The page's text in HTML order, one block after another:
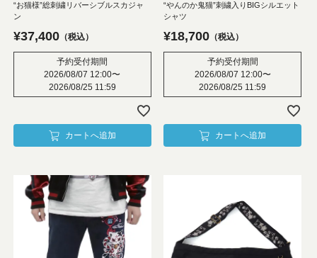
“お猫様”総刺繍リバーシブルスカジャ
ン
¥37,400 税込
予約受付期間
2026/08/07 12:00〜
2026/08/25 11:59
カートへ追加
“やんのか鬼猫”刺繍入りBIGシルエット
シャツ
¥18,700 税込
予約受付期間
2026/08/07 12:00〜
2026/08/25 11:59
カートへ追加